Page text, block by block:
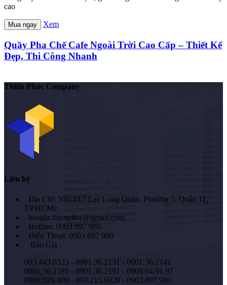
cao
Mua ngay Xem
Quầy Pha Chế Cafe Ngoài Trời Cao Cấp – Thiết Kế
Đẹp, Thi Công Nhanh
Thiên Phúc Company
Liên hệ
Địa Chỉ: 506/49/7 Lạc Long Quân, Phường 5, Quận 11,
TP.HCMz
baogia.thienphuc@gmail.com
Hotline: 0903 897 980
Điện Thoại: 0903 897 980
Báo Giá :
093.443.0323 - 0901.36.2131 - 0901.36.2141
0901.36.2181 - 0901.36.2191 - 0909.94.91.97
0909.929.809 - 093.215.6929 - 0903.897.980